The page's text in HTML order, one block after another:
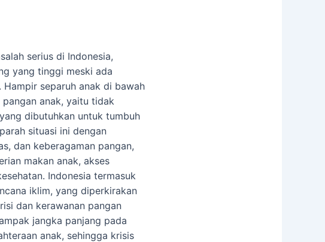
serius di Indonesia,
yang tinggi meski ada
separuh anak di bawah
anak, yaitu tidak
dibutuhkan untuk tumbuh
situasi ini dengan
dan keberagaman pangan,
makan anak, akses
Indonesia termasuk
iklim, yang diperkirakan
dan kerawanan pangan
jangka panjang pada
anak, sehingga krisis